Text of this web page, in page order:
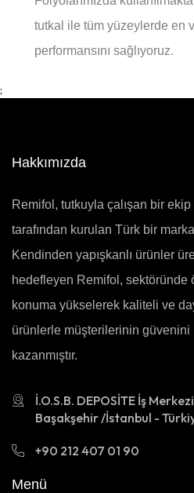
tutkal ile tüm yüzeylerde en
performansını sağlıyoruz.
;
Hakkımızda
Remifol, tutkuyla çalışan bir ekip
tarafından kurulan Türk bir
Kendinden yapışkanlı ürünler
hedefleyen Remifol, sektöründe
konuma yükselerek kaliteli ve
ürünlerle müşterilerinin güvenini
kazanmıştır.
İ.O.S.B. DEPOSİTE İş
Başakşehir /İstanbul -
+90 212 407 01 90
Menü